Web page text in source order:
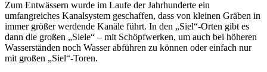
Zum Entwässern wurde im Laufe der Jahrhunderte ein
umfangreiches Kanalsystem geschaffen, dass von kleinen Gräben in
immer größer werdende Kanäle führt. In den „Siel“-Orten gibt es
dann die großen „Siele“ – mit Schöpfwerken, um auch bei höheren
Wasserständen noch Wasser abführen zu können oder einfach nur
mit großen „Siel“-Toren.